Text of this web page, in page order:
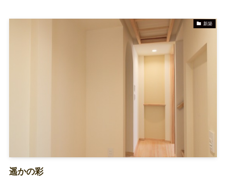
新築
遥かの彩